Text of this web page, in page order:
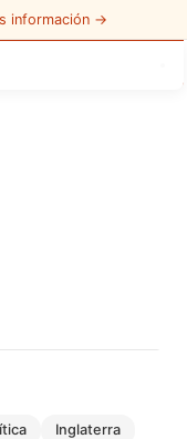
información →
inglaterra